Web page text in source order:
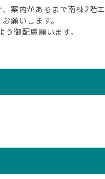
案内があるまで南棟2階エ
願いします。
御配慮願います。